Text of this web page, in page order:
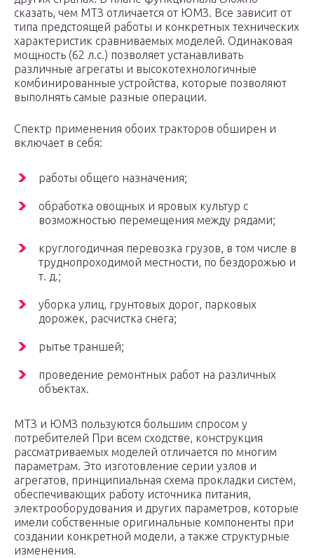
сказать, чем МТЗ отличается от ЮМЗ. Все зависит от
типа предстоящей работы и конкретных технических
характеристик сравниваемых моделей. Одинаковая
мощность (62 л.с.) позволяет устанавливать
различные агрегаты и высокотехнологичные
комбинированные устройства, которые позволяют
выполнять самые разные операции.
Спектр применения обоих тракторов обширен и
включает в себя:
работы общего назначения;
обработка овощных и яровых культур с
возможностью перемещения между рядами;
круглогодичная перевозка грузов, в том числе в
труднопроходимой местности, по бездорожью и
т. д.;
уборка улиц, грунтовых дорог, парковых
дорожек, расчистка снега;
рытье траншей;
проведение ремонтных работ на различных
объектах.
МТЗ и ЮМЗ пользуются большим спросом у
потребителей При всем сходстве, конструкция
рассматриваемых моделей отличается по многим
параметрам. Это изготовление серии узлов и
агрегатов, принципиальная схема прокладки систем,
обеспечивающих работу источника питания,
электрооборудования и других параметров, которые
имели собственные оригинальные компоненты при
создании конкретной модели, а также структурные
изменения.